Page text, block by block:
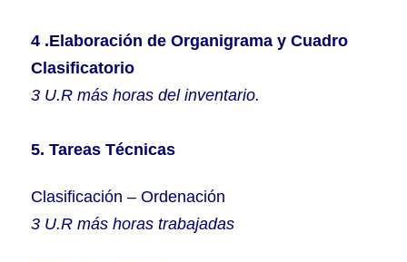
4 .Elaboración de Organigrama y Cuadro
Clasificatorio
3 U.R más horas del inventario.
5. Tareas Técnicas
Clasificación – Ordenación
3 U.R más horas trabajadas